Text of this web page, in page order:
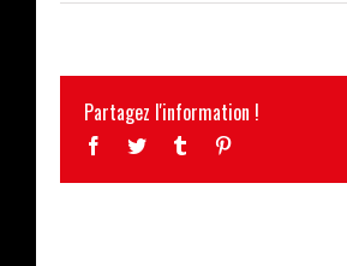
Partagez l'information !
Facebook
Twitter Tumblr